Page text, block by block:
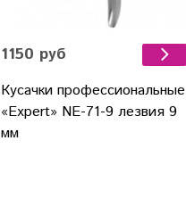
1150 руб
Кусачки профессиональные
«Expert» NE-71-9 лезвия 9
мм